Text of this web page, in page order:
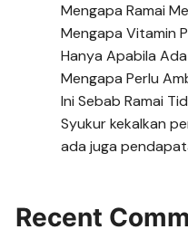
Mengapa Ramai
Mengapa Vitamin
Hanya Apabila
Mengapa Perlu
Ini Sebab Ramai
Syukur kekalkan
ada juga
Recent